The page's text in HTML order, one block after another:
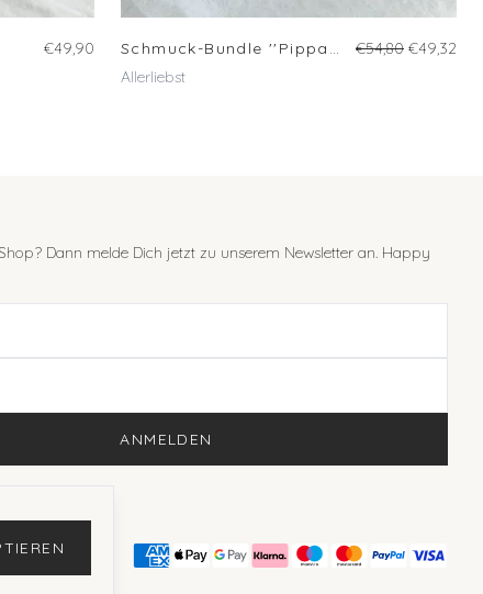
€49,90
Schmuck-Bundle ''Pippa'' | Armband und Ohrringe im Set €54,80 €49,32
Allerliebst
Dann melde Dich jetzt zu unserem Newsletter an. Happy
ANMELDEN